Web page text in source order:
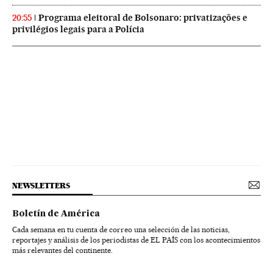
20:55
Programa eleitoral de Bolsonaro: privatizações e
privilégios legais para a Polícia
NEWSLETTERS
Boletín de América
Cada semana en tu cuenta de correo una selección de las noticias,
reportajes y análisis de los periodistas de EL PAÍS con los acontecimientos
más relevantes del continente.